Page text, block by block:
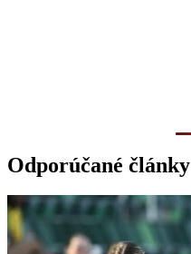
Odporúčané články